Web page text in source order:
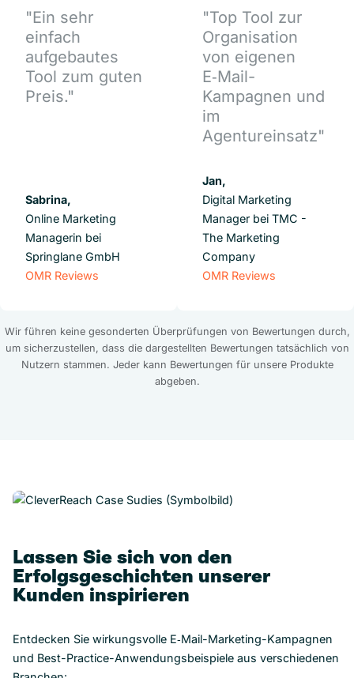
"Ein sehr
einfach
aufgebautes
Tool zum guten
Preis."
Sabrina,
Online Marketing
Managerin bei
Springlane GmbH
OMR Reviews
"Top Tool zur
Organisation
von eigenen
E‑Mail-
Kampagnen und
im
Agentureinsatz"
Jan,
Digital Marketing
Manager bei TMC -
The Marketing
Company
OMR Reviews
Wir führen keine gesonderten Überprüfungen von Bewertungen durch,
um sicherzustellen, dass die dargestellten Bewertungen tatsächlich von
Nutzern stammen. Jeder kann Bewertungen für unsere Produkte
abgeben.
Lassen Sie sich von den
Erfolgsgeschichten unserer
Kunden inspirieren
Entdecken Sie wirkungsvolle E‑Mail-Marketing-Kampagnen
und Best-Practice-Anwendungsbeispiele aus verschiedenen